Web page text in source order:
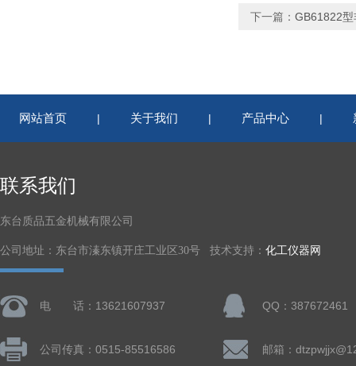
下一篇： GB61822
网站首页 | 关于我们 | 产品中心 |
联系我们
东台质品五金机械有限公司
公司地址：东台市溱东镇开庄工业区30号 技术支持： 化工仪器网
电 话：13621607937 QQ：387672461
公司传真：0515-85516586 邮箱：